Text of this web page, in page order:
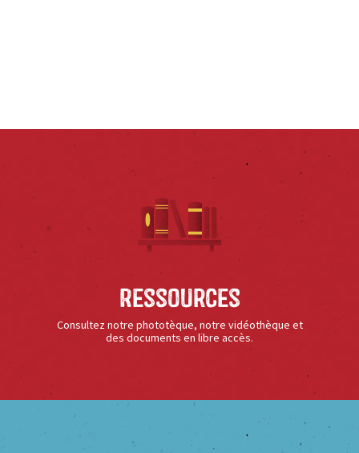
Ressources
Consultez notre phototèque, notre vidéothèque et
des documents en libre accès.